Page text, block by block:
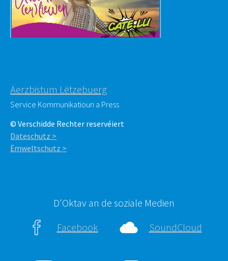
Äerzbistum Lëtzebuerg
Service Kommunikatioun a Press
© Verschidde Rechter reservéiert
Dateschutz >
Ëmweltschutz >
D'Oktav an de soziale Medien
Facebook
SoundCloud